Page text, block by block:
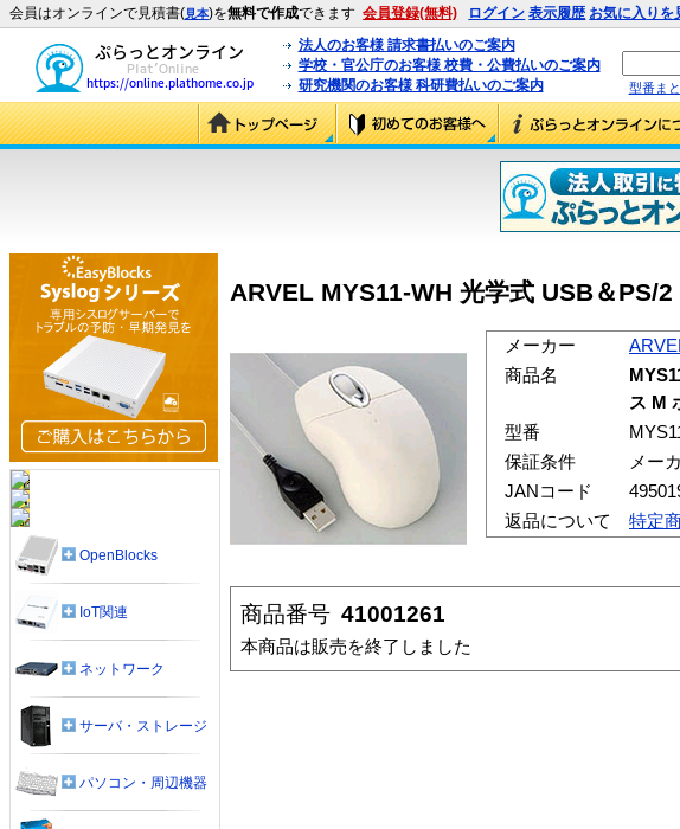
会員はオンラインで見積書(見本)を無料で作成できます 会員登録(無料) ログイン 表示履歴 お気に入りを
法人のお客様 請求書払いのご案内
学校・官公庁のお客様 校費・公費払いのご案内
研究機関のお客様 科研費払いのご案内
型番ま
ARVEL MYS11-WH 光学式 USB＆PS/
メーカー
商品名
ス M
型番
保証条件
メー
JANコード
返品について
特定
商品番号 41001261
本商品は販売を終了しました
OpenBlocks
IoT関連
ネットワーク
サーバ・ストレージ
パソコン・周辺機器